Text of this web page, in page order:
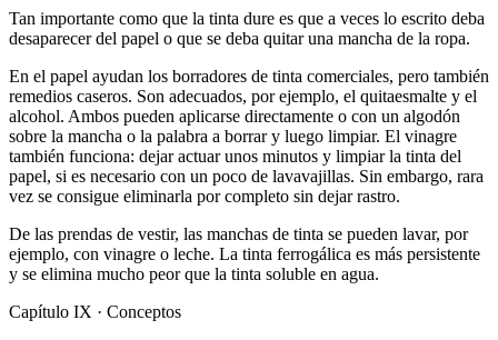
Tan importante como que la tinta dure es que a veces lo escrito deba
desaparecer del papel o que se deba quitar una mancha de la ropa.
En el papel ayudan los borradores de tinta comerciales, pero también
remedios caseros. Son adecuados, por ejemplo, el quitaesmalte y el
alcohol. Ambos pueden aplicarse directamente o con un algodón
sobre la mancha o la palabra a borrar y luego limpiar. El vinagre
también funciona: dejar actuar unos minutos y limpiar la tinta del
papel, si es necesario con un poco de lavavajillas. Sin embargo, rara
vez se consigue eliminarla por completo sin dejar rastro.
De las prendas de vestir, las manchas de tinta se pueden lavar, por
ejemplo, con vinagre o leche. La tinta ferrogálica es más persistente
y se elimina mucho peor que la tinta soluble en agua.
Capítulo IX · Conceptos